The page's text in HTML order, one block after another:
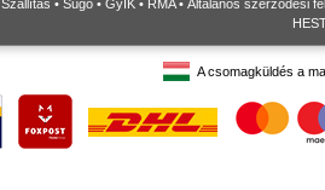
Szállítás • Súgó • GyIK • RMA• Általános szerződési
A csomagküldés a